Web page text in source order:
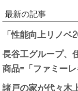
最新の記事
「性能向上リノベ
長谷工グループ、
商品=「ファミー
諸戸の家が代々木